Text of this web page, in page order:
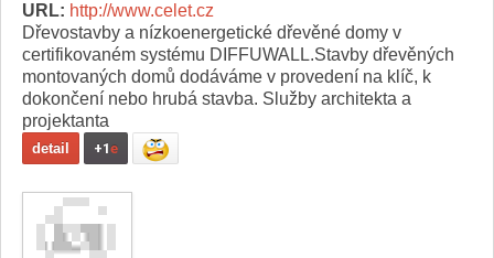
URL: http://www.celet.cz
Dřevostavby a nízkoenergetické dřevěné domy v
certifikovaném systému DIFFUWALL.Stavby dřevěných
montovaných domů dodáváme v provedení na klíč, k
dokončení nebo hrubá stavba. Služby architekta a
projektanta
detail +1e